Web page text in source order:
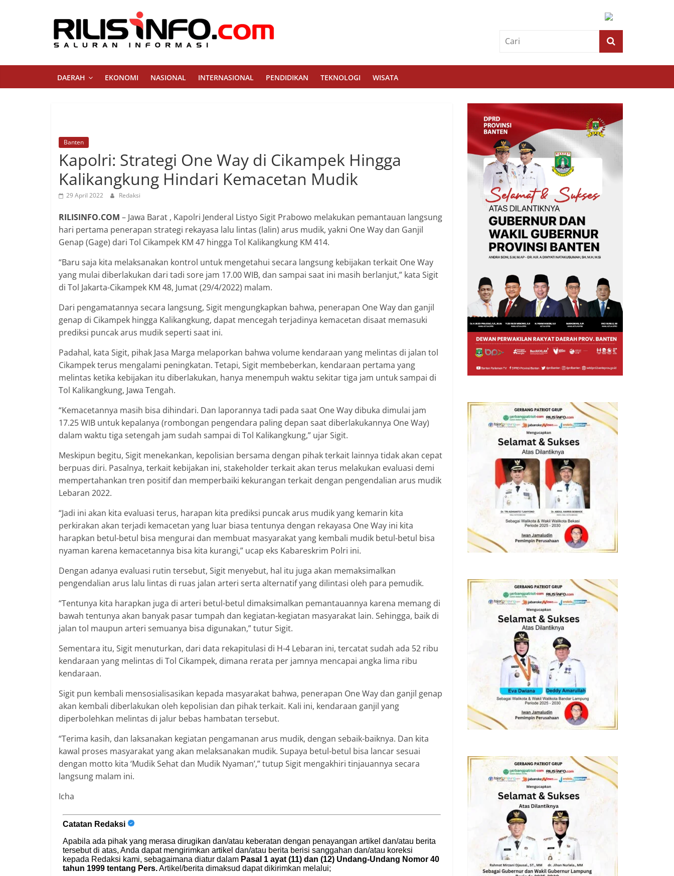
Rilis
Info
DAERAH EKONOMI NASIONAL INTERNASIONAL PENDIDIKAN TEKNOLOGI WISATA
Banten
Kapolri: Strategi One Way di Cikampek Hingga
Kalikangkung Hindari Kemacetan Mudik
29 April 2022 Redaksi
RILISINFO.COM – Jawa Barat , Kapolri Jenderal Listyo Sigit Prabowo melakukan pemantauan langsung
hari pertama penerapan strategi rekayasa lalu lintas (lalin) arus mudik, yakni One Way dan Ganjil
Genap (Gage) dari Tol Cikampek KM 47 hingga Tol Kalikangkung KM 414.
“Baru saja kita melaksanakan kontrol untuk mengetahui secara langsung kebijakan terkait One Way
yang mulai diberlakukan dari tadi sore jam 17.00 WIB, dan sampai saat ini masih berlanjut,” kata Sigit
di Tol Jakarta-Cikampek KM 48, Jumat (29/4/2022) malam.
Dari pengamatannya secara langsung, Sigit mengungkapkan bahwa, penerapan One Way dan ganjil
genap di Cikampek hingga Kalikangkung, dapat mencegah terjadinya kemacetan disaat memasuki
prediksi puncak arus mudik seperti saat ini.
Padahal, kata Sigit, pihak Jasa Marga melaporkan bahwa volume kendaraan yang melintas di jalan tol
Cikampek terus mengalami peningkatan. Tetapi, Sigit membeberkan, kendaraan pertama yang
melintas ketika kebijakan itu diberlakukan, hanya menempuh waktu sekitar tiga jam untuk sampai di
Tol Kalikangkung, Jawa Tengah.
“Kemacetannya masih bisa dihindari. Dan laporannya tadi pada saat One Way dibuka dimulai jam
17.25 WIB untuk kepalanya (rombongan pengendara paling depan saat diberlakukannya One Way)
dalam waktu tiga setengah jam sudah sampai di Tol Kalikangkung,” ujar Sigit.
Meskipun begitu, Sigit menekankan, kepolisian bersama dengan pihak terkait lainnya tidak akan cepat
berpuas diri. Pasalnya, terkait kebijakan ini, stakeholder terkait akan terus melakukan evaluasi demi
mempertahankan tren positif dan memperbaiki kekurangan terkait dengan pengendalian arus mudik
Lebaran 2022.
“Jadi ini akan kita evaluasi terus, harapan kita prediksi puncak arus mudik yang kemarin kita
perkirakan akan terjadi kemacetan yang luar biasa tentunya dengan rekayasa One Way ini kita
harapkan betul-betul bisa mengurai dan membuat masyarakat yang kembali mudik betul-betul bisa
nyaman karena kemacetannya bisa kita kurangi,” ucap eks Kabareskrim Polri ini.
Dengan adanya evaluasi rutin tersebut, Sigit menyebut, hal itu juga akan memaksimalkan
pengendalian arus lalu lintas di ruas jalan arteri serta alternatif yang dilintasi oleh para pemudik.
“Tentunya kita harapkan juga di arteri betul-betul dimaksimalkan pemantauannya karena memang di
bawah tentunya akan banyak pasar tumpah dan kegiatan-kegiatan masyarakat lain. Sehingga, baik di
jalan tol maupun arteri semuanya bisa digunakan,” tutur Sigit.
Sementara itu, Sigit menuturkan, dari data rekapitulasi di H-4 Lebaran ini, tercatat sudah ada 52 ribu
kendaraan yang melintas di Tol Cikampek, dimana rerata per jamnya mencapai angka lima ribu
kendaraan.
Sigit pun kembali mensosialisasikan kepada masyarakat bahwa, penerapan One Way dan ganjil genap
akan kembali diberlakukan oleh kepolisian dan pihak terkait. Kali ini, kendaraan ganjil yang
diperbolehkan melintas di jalur bebas hambatan tersebut.
“Terima kasih, dan laksanakan kegiatan pengamanan arus mudik, dengan sebaik-baiknya. Dan kita
kawal proses masyarakat yang akan melaksanakan mudik. Supaya betul-betul bisa lancar sesuai
dengan motto kita ‘Mudik Sehat dan Mudik Nyaman’,” tutup Sigit mengakhiri tinjauannya secara
langsung malam ini.
Icha